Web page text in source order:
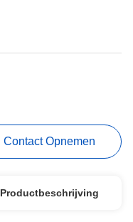
Contact Opnemen
Productbeschrijving